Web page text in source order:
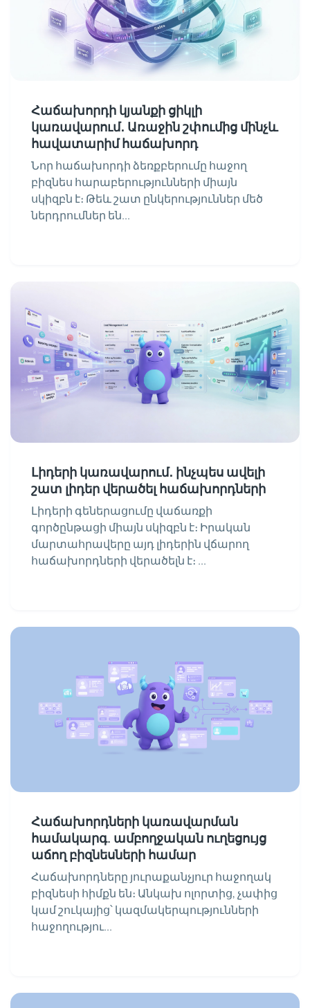
Հաճախորդի կյանքի ցիկլի
կառավարում․ Առաջին շփումից մինչև
հավատարիմ հաճախորդ
Նոր հաճախորդի ձեռքբերումը հաջող
բիզնես հարաբերությունների միայն
սկիզբն է։ Թեև շատ ընկերություններ մեծ
ներդրումներ են...
Լիդերի կառավարում․ ինչպես ավելի
շատ լիդեր վերածել հաճախորդների
Լիդերի գեներացումը վաճառքի
գործընթացի միայն սկիզբն է։ Իրական
մարտահրավերը այդ լիդերին վճարող
հաճախորդների վերածելն է։ ...
Հաճախորդների կառավարման
համակարգ. ամբողջական ուղեցույց
աճող բիզնեսների համար
Հաճախորդները յուրաքանչյուր հաջողակ
բիզնեսի հիմքն են։ Անկախ ոլորտից, չափից
կամ շուկայից՝ կազմակերպությունների
հաջողությու...